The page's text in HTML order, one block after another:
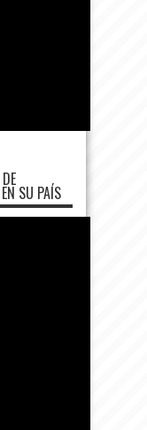
SU PAÍS